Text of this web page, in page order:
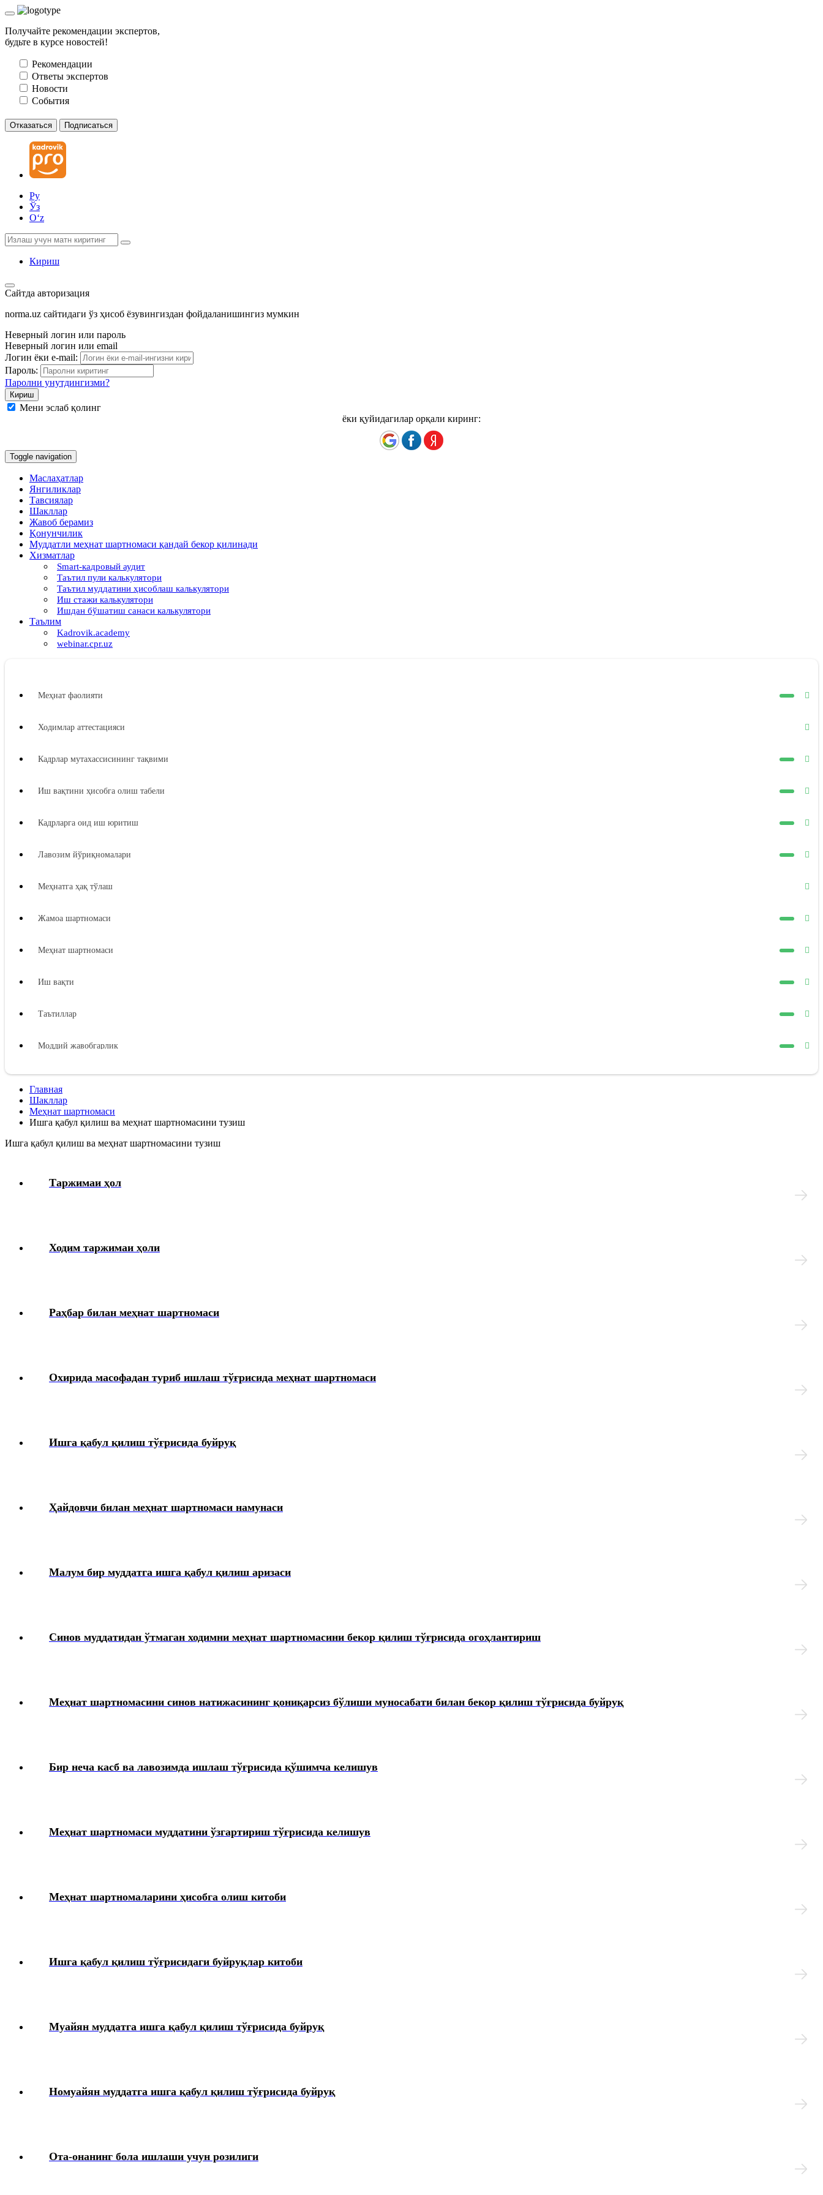
Получайте рекомендации экспертов,
будьте в курсе новостей!
Рекомендации
Ответы экспертов
Новости
События
Отказаться Подписаться
Ру
Ўз
Oʻz
Кириш
Сайтда авторизация
norma.uz сайтидаги ўз ҳисоб ёзувингиздан фойдаланишингиз мумкин
Неверный логин или пароль
Неверный логин или email
Логин ёки e-mail:
Пароль:
Паролни унутдингизми?
Мени эслаб қолинг
ёки қуйидагилар орқали киринг:
Toggle navigation
Маслаҳатлар
Янгиликлар
Тавсиялар
Шакллар
Жавоб берамиз
Қонунчилик
Муддатли меҳнат шартномаси қандай бекор қилинади
Хизматлар
Smart-кадровый аудит
Таътил пули калькулятори
Таътил муддатини ҳисоблаш калькулятори
Иш стажи калькулятори
Ишдан бўшатиш санаси калькулятори
Таълим
Kadrovik.academy
webinar.cpr.uz
Меҳнат фаолияти
Ходимлар аттестацияси
Кадрлар мутахассисининг тақвими
Иш вақтини ҳисобга олиш табели
Кадрларга оид иш юритиш
Лавозим йўриқномалари
Меҳнатга ҳақ тўлаш
Жамоа шартномаси
Меҳнат шартномаси
Иш вақти
Таътиллар
Моддий жавобгарлик
Ходимнинг моддий жавобгарлиги
Интизомий жазо
Меҳнат муҳофазаси
Главная
Шакллар
Меҳнат шартномаси
Ишга қабул қилиш ва меҳнат шартномасини тузиш
Ишга қабул қилиш ва меҳнат шартномасини тузиш
Таржимаи ҳол
Ходим таржимаи ҳоли
Раҳбар билан меҳнат шартномаси
Охирида масофадан туриб ишлаш тўғрисида меҳнат шартномаси
Ишга қабул қилиш тўғрисида буйруқ
Ҳайдовчи билан меҳнат шартномаси намунаси
Малум бир муддатга ишга қабул қилиш аризаси
Синов муддатидан ўтмаган ходимни меҳнат шартномасини бекор қилиш тўғрисида огоҳлантириш
Меҳнат шартномасини синов натижасининг қониқарсиз бўлиши муносабати билан бекор қилиш тўғрисида буйруқ
Бир неча касб ва лавозимда ишлаш тўғрисида қўшимча келишув
Меҳнат шартномаси муддатини ўзгартириш тўғрисида келишув
Меҳнат шартномаларини ҳисобга олиш китоби
Ишга қабул қилиш тўғрисидаги буйруқлар китоби
Муайян муддатга ишга қабул қилиш тўғрисида буйруқ
Номуайян муддатга ишга қабул қилиш тўғрисида буйруқ
Ота-онанинг бола ишлаши учун розилиги